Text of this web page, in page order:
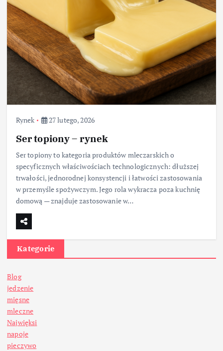
Rynek 27 lutego, 2026
Ser topiony – rynek
Ser topiony to kategoria produktów mleczarskich o
specyficznych właściwościach technologicznych: dłuższej
trwałości, jednorodnej konsystencji i łatwości zastosowania
w przemyśle spożywczym. Jego rola wykracza poza kuchnię
domową — znajduje zastosowanie w…
Kategorie
Blog
jedzenie
mięsne
mleczne
Najwięksi
napoje
pieczywo